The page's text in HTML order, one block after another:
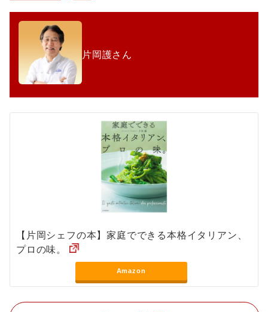
片岡護さん
【片岡シェフの本】家庭でできる本格イタリアン、
プロの味。
Amazon